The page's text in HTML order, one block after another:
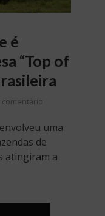
é
“Top of
uma
de
atingiram a